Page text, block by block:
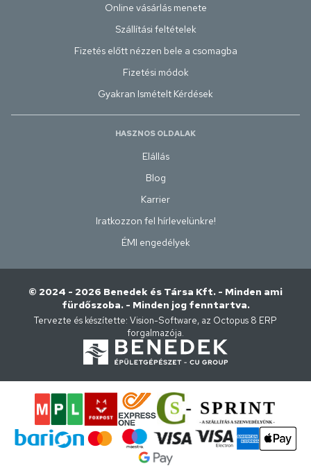
Online vásárlás menete
Szállítási feltételek
Fizetés előtt nézzen bele a csomagba
Fizetési módok
Gyakran Ismételt Kérdések
HASZNOS OLDALAK
Elállás
Blog
Karrier
Iratkozzon fel hírlevelünkre!
ÉMI engedélyek
© 2024 - 2026 Benedek és Társa Kft. - Minden ami
fürdőszoba. - Minden jog fenntartva.
Tervezte és készítette: Vision-Software, az Octopus 8 ERP
forgalmazója.